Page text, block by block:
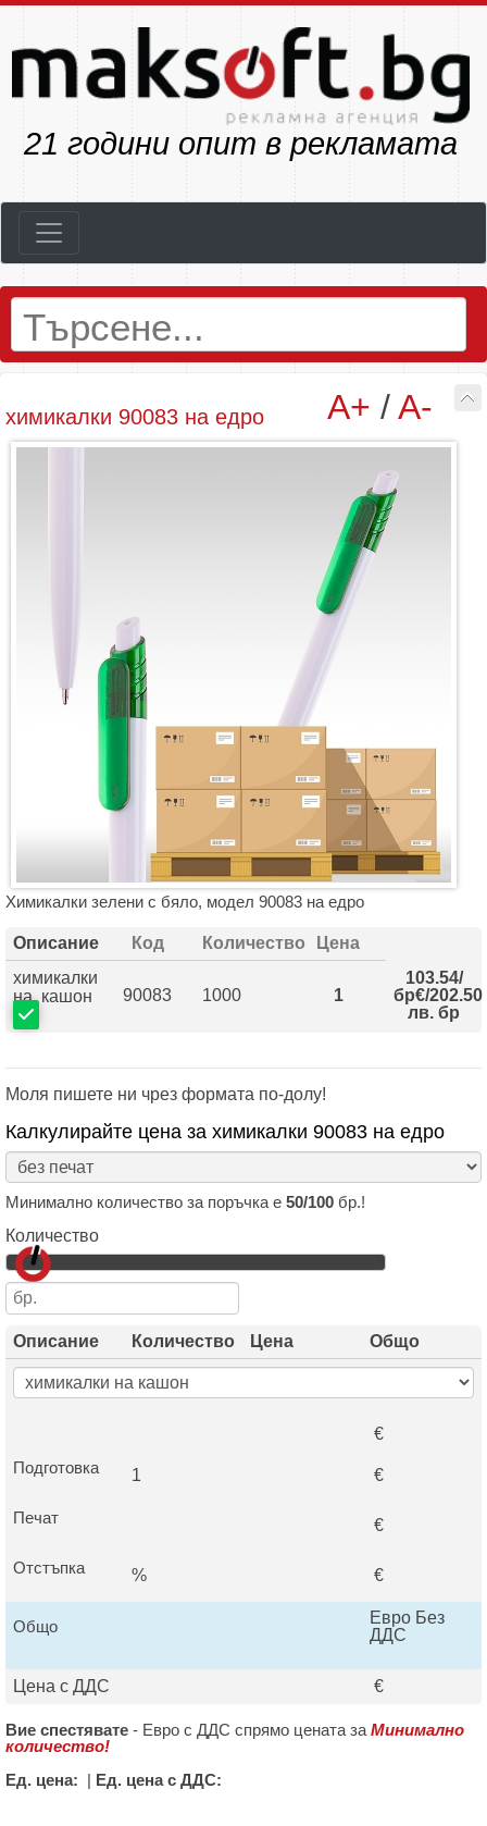
23 години опит в рекламата
A+ /A-
химикалки 90083 на едро
Химикалки зелени с бяло, модел 90083 на едро
Описание Код Количество
Цена
химикалки
на кашон
90083 1000 1
103.54/
бр€/202.50
лв. бр
Моля пишете ни чрез формата по-долу!
Калкулирайте цена за химикалки 90083 на едро
Минимално количество за поръчка е 50/100 бр.!
Количество
Описание Количество Цена Общо
€
Подготовка
1 €
Печат €
Отстъпка % €
Общо
Евро Без
ДДС
Цена с ДДС €
Вие спестявате - Евро с ДДС спрямо цената за Минимално
количество!
Ед. цена: | Ед. цена с ДДС: